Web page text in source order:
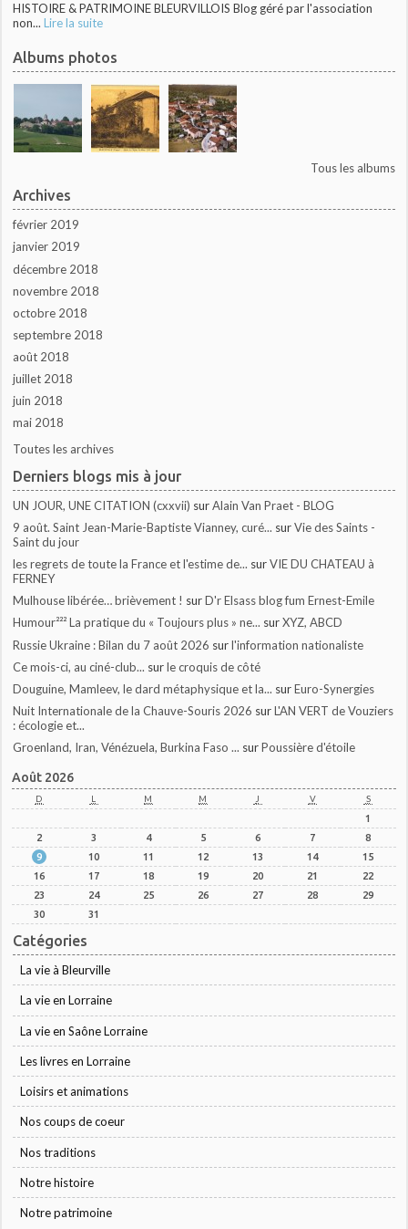
HISTOIRE & PATRIMOINE BLEURVILLOIS Blog géré par l'association
non... Lire la suite
Albums photos
Tous les albums
Archives
février 2019
janvier 2019
décembre 2018
novembre 2018
octobre 2018
septembre 2018
août 2018
juillet 2018
juin 2018
mai 2018
Toutes les archives
Derniers blogs mis à jour
UN JOUR, UNE CITATION (cxxvii) surAlain Van Praet - BLOG
9 août. Saint Jean-Marie-Baptiste Vianney, curé... surVie des Saints -
Saint du jour
les regrets de toute la France et l'estime de... surVIE DU CHATEAU à
FERNEY
Mulhouse libérée… brièvement ! surD'r Elsass blog fum Ernest-Emile
Humour²²² La pratique du « Toujours plus » ne... surXYZ, ABCD
Russie Ukraine : Bilan du 7 août 2026 surl'information nationaliste
Ce mois-ci, au ciné-club... surle croquis de côté
Douguine, Mamleev, le dard métaphysique et la... surEuro-Synergies
Nuit Internationale de la Chauve-Souris 2026 surL'AN VERT de Vouziers
: écologie et...
Groenland, Iran, Vénézuela, Burkina Faso ... surPoussière d'étoile
Août 2026
D L M M J V S
1
2
3 4 5 6 7
8
9
10 11 12 13 14
15
16
17 18 19 20 21
22
23
24 25 26 27 28
29
30
31
Catégories
La vie à Bleurville
La vie en Lorraine
La vie en Saône Lorraine
Les livres en Lorraine
Loisirs et animations
Nos coups de coeur
Nos traditions
Notre histoire
Notre patrimoine